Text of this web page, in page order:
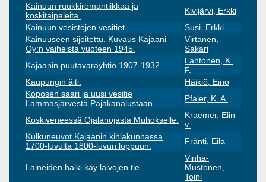
Kainuun ruukkiromantiikkaa ja
koskitaipaleita.
Kivijärvi, Erkki
Kainuun vesistöjen vesitiet.
Susi, Erkki
Kainuuseen sijoitettu. Kuvaus Kajaani
Oy:n vaiheista vuoteen 1945.
Virtanen,
Sakari
Kajaanin puutavarayhtiö 1907-1932.
Lahtonen, K.
F.
Kaupungin äiti.
Häikiö, Eino
Koposen saari ja uusi vesitie
Lammasjärvestä Pajakanalustaan.
Pfaler, K. A.
Koskiveneessä Ojalanojasta Muhokselle.
Kraemer, Elin
v.
Kulkuneuvot Kajaanin kihlakunnassa
1700-luvulta 1800-luvun loppuun.
Fränti, Eila
Laineiden halki käy laivojen tie.
Vinha-
Mustonen,
Toini